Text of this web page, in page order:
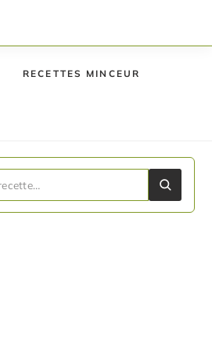
RECETTES MINCEUR